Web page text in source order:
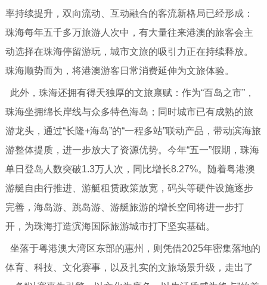
率持续提升，双向流动、互动融合的客流新格局已经形成：
珠海每年五千多万旅游人次中，有大量往来港澳的旅客会主
动选择在珠海停留游玩，城市文旅的吸引力正在持续释放。
珠海顺势而为，将港澳游客日常消费延伸为文旅体验。
此外，珠海还拥有得天独厚的文旅禀赋：作为“百岛之市”，
珠海坐拥绵长岸线与众多特色海岛；同时城市已有成熟的旅
游龙头，通过“长隆+海岛”的“一程多站”联动产品，带动滨海旅
游整体提质，进一步放大了资源优势。今年“五一”假期，珠海
单日登岛人数突破1.3万人次，同比增长8.27%。随着粤港澳
游艇自由行推进、游艇租赁政策放宽，码头等硬件设施逐步
完善，海岛游、跳岛游、游艇旅游的增长空间将进一步打
开，为珠海打造滨海国际旅游城市打下坚实基础。
坐落于粤港澳大湾区东部的惠州，则凭借2025年密集落地的
体育、科技、文化赛事，以及扎实的文旅场景升级，走出了